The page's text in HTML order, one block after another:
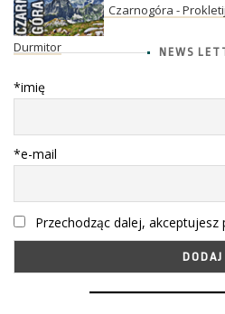
Czarnogóra -
Durmitor NEWS
*imię
*e-mail
Przechodząc dalej,